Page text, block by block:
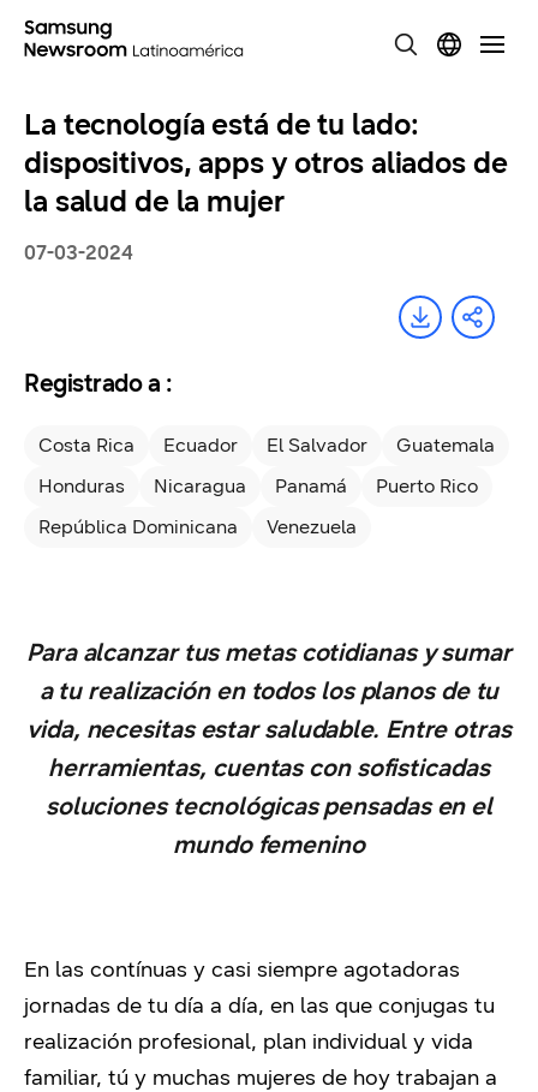
La tecnología está de tu lado:
dispositivos, apps y otros aliados de
la salud de la mujer
07-03-2024
Registrado a :
Costa Rica Ecuador El Salvador
Guatemala
Honduras
Nicaragua Panamá
Puerto Rico
República Dominicana
Venezuela
Para alcanzar tus metas cotidianas y sumar
a tu realización en todos los planos de tu
vida, necesitas estar saludable. Entre otras
herramientas, cuentas con sofisticadas
soluciones tecnológicas pensadas en el
mundo femenino
En las contínuas y casi siempre agotadoras
jornadas de tu día a día, en las que conjugas tu
realización profesional, plan individual y vida
familiar, tú y muchas mujeres de hoy trabajan a